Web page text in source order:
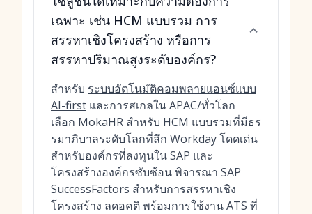
เฉพาะ เช่น HCM แบบรวม การ
สรรหาเชิงโครงสร้าง หรือการ
สรรหาปริมาณสูงระดับองค์กร?
สำหรับ ระบบอัตโนมัติคอมพลายแอนซ์แบบ
AI-first และการสเกลใน APAC/ทั่วโลก
เลือก MokaHR สำหรับ HCM แบบรวมที่มีธร
รมาภิบาลระดับโลกที่ลึก Workday โดดเด่น
สำหรับองค์กรที่ลงทุนใน SAP และ
โครงสร้างองค์กรซับซ้อน พิจารณา SAP
SuccessFactors สำหรับการสรรหาเชิง
โครงสร้าง ลดอคติ พร้อมการใช้งาน ATS ที่